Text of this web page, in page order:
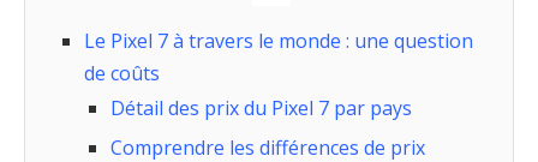
Le Pixel 7 à travers le monde : une question
de coûts
Détail des prix du Pixel 7 par pays
Comprendre les différences de prix